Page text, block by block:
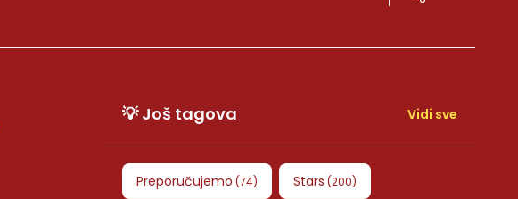
💡 Još tagova Vidi sve
Preporučujemo (74) Stars (200)